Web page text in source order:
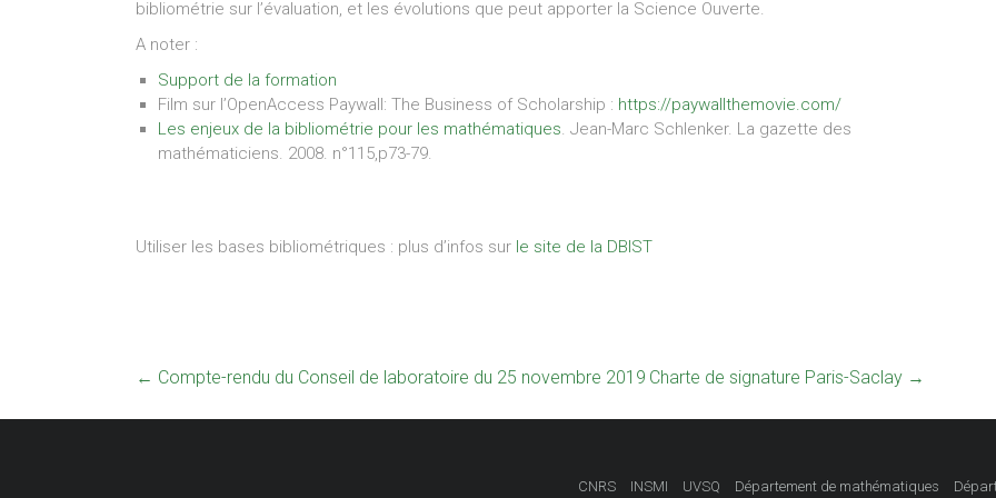
bibliométrie sur l’évaluation, et les évolutions que peut apporter la Science Ouverte.
A noter :
Support de la formation
Film sur l’OpenAccess Paywall: The Business of Scholarship : https://paywallthemovie.com/
Les enjeux de la bibliométrie pour les mathématiques. Jean-Marc Schlenker. La gazette des
mathématiciens. 2008. n°115,p73-79.
Utiliser les bases bibliométriques : plus d’infos sur le site de la DBIST
← Compte-rendu du Conseil de laboratoire du 25 novembre 2019 Charte de signature Paris-Saclay →
CNRS INSMI UVSQ Département de mathématiques